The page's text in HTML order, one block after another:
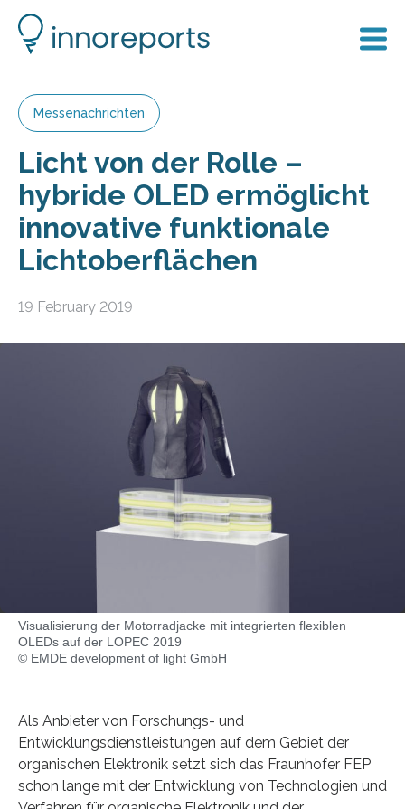
Messenachrichten
Licht von der Rolle –
hybride OLED ermöglicht
innovative funktionale
Lichtoberflächen
19 February 2019
Visualisierung der Motorradjacke mit integrierten flexiblen
OLEDs auf der LOPEC 2019
© EMDE development of light GmbH
Als Anbieter von Forschungs- und
Entwicklungsdienstleistungen auf dem Gebiet der
organischen Elektronik setzt sich das Fraunhofer FEP
schon lange mit der Entwicklung von Technologien und